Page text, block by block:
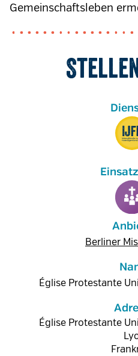
Gemeinschaftsleben
Berliner
Église Protestante
Église Protestante